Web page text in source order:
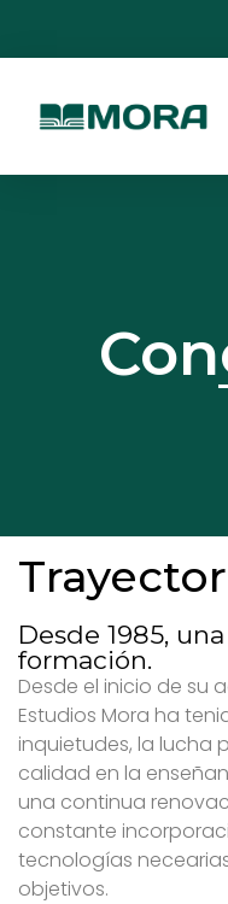
Desde 1985,
formación.
Desde el inicio de su
Estudios Mora ha
inquietudes, la lucha
calidad en la
una continua
constante
tecnologías
objetivos.